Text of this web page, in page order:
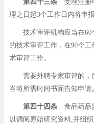
第四十三条受理注册
理之日起3个工作日内将申
技术审评机构应当在60
的技术审评工作，在90个
术审评工作。
需要外聘专家审评的，
当将所需时间书面告知申请
第四十四条食品药品
以调阅原始研究资料,并组